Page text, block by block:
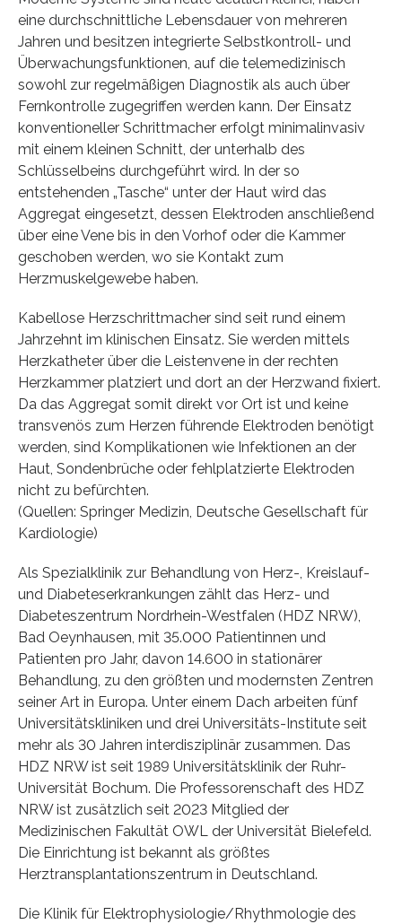
eine durchschnittliche Lebensdauer von mehreren
Jahren und besitzen integrierte Selbstkontroll- und
Überwachungsfunktionen, auf die telemedizinisch
sowohl zur regelmäßigen Diagnostik als auch über
Fernkontrolle zugegriffen werden kann. Der Einsatz
konventioneller Schrittmacher erfolgt minimalinvasiv
mit einem kleinen Schnitt, der unterhalb des
Schlüsselbeins durchgeführt wird. In der so
entstehenden „Tasche“ unter der Haut wird das
Aggregat eingesetzt, dessen Elektroden anschließend
über eine Vene bis in den Vorhof oder die Kammer
geschoben werden, wo sie Kontakt zum
Herzmuskelgewebe haben.
Kabellose Herzschrittmacher sind seit rund einem
Jahrzehnt im klinischen Einsatz. Sie werden mittels
Herzkatheter über die Leistenvene in der rechten
Herzkammer platziert und dort an der Herzwand fixiert.
Da das Aggregat somit direkt vor Ort ist und keine
transvenös zum Herzen führende Elektroden benötigt
werden, sind Komplikationen wie Infektionen an der
Haut, Sondenbrüche oder fehlplatzierte Elektroden
nicht zu befürchten.
(Quellen: Springer Medizin, Deutsche Gesellschaft für
Kardiologie)
Als Spezialklinik zur Behandlung von Herz-, Kreislauf-
und Diabeteserkrankungen zählt das Herz- und
Diabeteszentrum Nordrhein-Westfalen (HDZ NRW),
Bad Oeynhausen, mit 35.000 Patientinnen und
Patienten pro Jahr, davon 14.600 in stationärer
Behandlung, zu den größten und modernsten Zentren
seiner Art in Europa. Unter einem Dach arbeiten fünf
Universitätskliniken und drei Universitäts-Institute seit
mehr als 30 Jahren interdisziplinär zusammen. Das
HDZ NRW ist seit 1989 Universitätsklinik der Ruhr-
Universität Bochum. Die Professorenschaft des HDZ
NRW ist zusätzlich seit 2023 Mitglied der
Medizinischen Fakultät OWL der Universität Bielefeld.
Die Einrichtung ist bekannt als größtes
Herztransplantationszentrum in Deutschland.
Die Klinik für Elektrophysiologie/Rhythmologie des